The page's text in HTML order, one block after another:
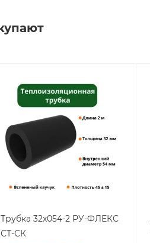
Трубка 32х054-2 РУ-ФЛЕКС
СТ-СК